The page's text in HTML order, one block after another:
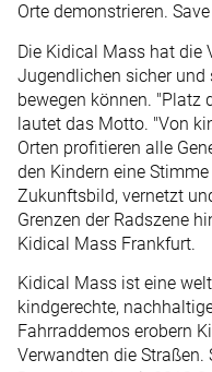
Orte demonstrieren.
Die Kidical Mass hat die
Jugendlichen sicher
bewegen können. "Platz
lautet das Motto. "Von
Orten profitieren alle
den Kindern eine
Zukunftsbild, vernetzt
Grenzen der Radszene
Kidical Mass Frankfurt.
Kidical Mass ist eine
kindgerechte,
Fahrraddemos erobern
Verwandten die